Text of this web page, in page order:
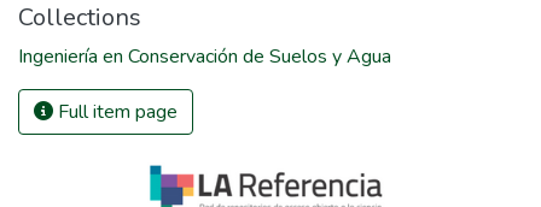
Collections
Ingeniería en Conservación de Suelos y Agua
Full item page